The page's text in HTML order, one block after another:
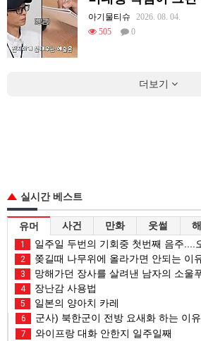
아기물티슈
2026. 08. 04.
505
0
더보기
실시간 베스트
유머 사건 만화 웃썰
1 일주일 두번의 기회중 첫번째 음주....
2 쫒길때 나무위에 올라가면 안되는 이
3 망해가던 장사를 살려낸 남자의 소울푸
4 장난감 사용법
5 일본의 양아치 카레
6 군사) 북한군이 전방 요새화 하는 이
7 와이프랑 대화 안한지 일주일째